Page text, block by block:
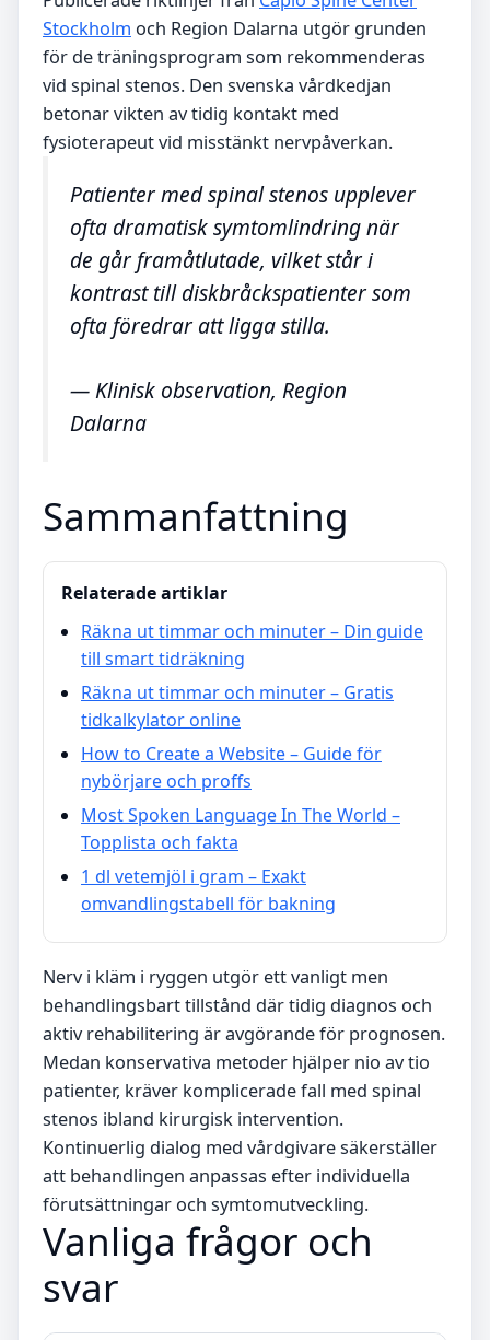
Stockholm och Region Dalarna utgör grunden
för de träningsprogram som rekommenderas
vid spinal stenos. Den svenska vårdkedjan
betonar vikten av tidig kontakt med
fysioterapeut vid misstänkt nervpåverkan.
Patienter med spinal stenos upplever
ofta dramatisk symtomlindring när
de går framåtlutade, vilket står i
kontrast till diskbråckspatienter som
ofta föredrar att ligga stilla.
— Klinisk observation, Region
Dalarna
Sammanfattning
Relaterade artiklar
Räkna ut timmar och minuter – Din guide
till smart tidräkning
Räkna ut timmar och minuter – Gratis
tidkalkylator online
How to Create a Website – Guide för
nybörjare och proffs
Most Spoken Language In The World –
Topplista och fakta
1 dl vetemjöl i gram – Exakt
omvandlingstabell för bakning
Nerv i kläm i ryggen utgör ett vanligt men
behandlingsbart tillstånd där tidig diagnos och
aktiv rehabilitering är avgörande för prognosen.
Medan konservativa metoder hjälper nio av tio
patienter, kräver komplicerade fall med spinal
stenos ibland kirurgisk intervention.
Kontinuerlig dialog med vårdgivare säkerställer
att behandlingen anpassas efter individuella
förutsättningar och symtomutveckling.
Vanliga frågor och
svar